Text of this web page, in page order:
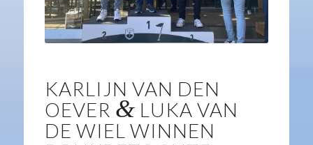
KARLIJN VAN DEN
OEVER & LUKA VAN
DE WIEL WINNEN